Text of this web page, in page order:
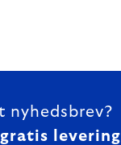
nyhedsbrev?
levering